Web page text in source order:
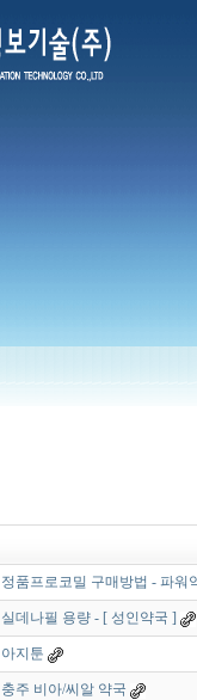
정품프로코밀 구매방법 - 파워
실데나필 용량 - [ 성인약국 ]
아지툰
충주 비아/씨알 약국